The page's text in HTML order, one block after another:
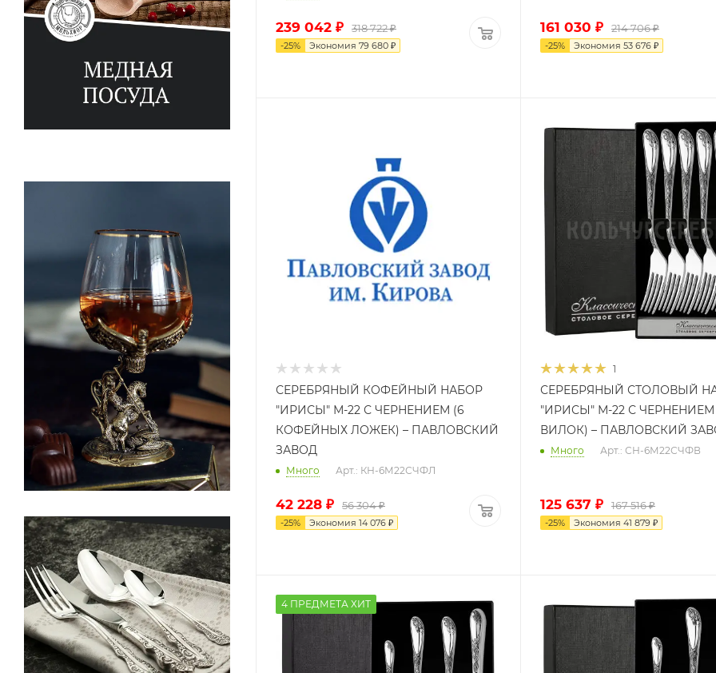
239 042 ₽ 318 722₽
-25% Экономия 79 680 ₽
161 030 ₽ 214 706₽
-25% Экономия 53 676 ₽
СЕРЕБРЯНЫЙ КОФЕЙНЫЙ НАБОР
"ИРИСЫ" М-22 С ЧЕРНЕНИЕМ (6
КОФЕЙНЫХ ЛОЖЕК) – ПАВЛОВСКИЙ
ЗАВОД
Много Арт.: КН-6М22СЧФЛ
42 228 ₽ 56 304₽
-25% Экономия 14 076 ₽
1
СЕРЕБРЯНЫЙ СТОЛОВЫЙ
"ИРИСЫ" М-22 С ЧЕРНЕНИЕМ
ВИЛОК) – ПАВЛОВСКИЙ
Много Арт.: СН-6М22СЧФВ
125 637 ₽ 167 516₽
-25% Экономия 41 879 ₽
4 ПРЕДМЕТА ХИТ